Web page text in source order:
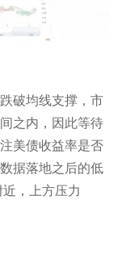
破均线支撑，市
之内，因此等待
美债收益率是否
据落地之后的低
，上方压力